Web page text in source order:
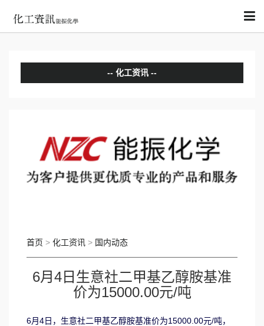
化工资讯
国际动态
首页 > 化工资讯 > 国内动态
6月4日生意社二甲基乙醇胺基准
价为15000.00元/吨
6月4日，生意社二甲基乙醇胺基准价为15000.00元/吨，